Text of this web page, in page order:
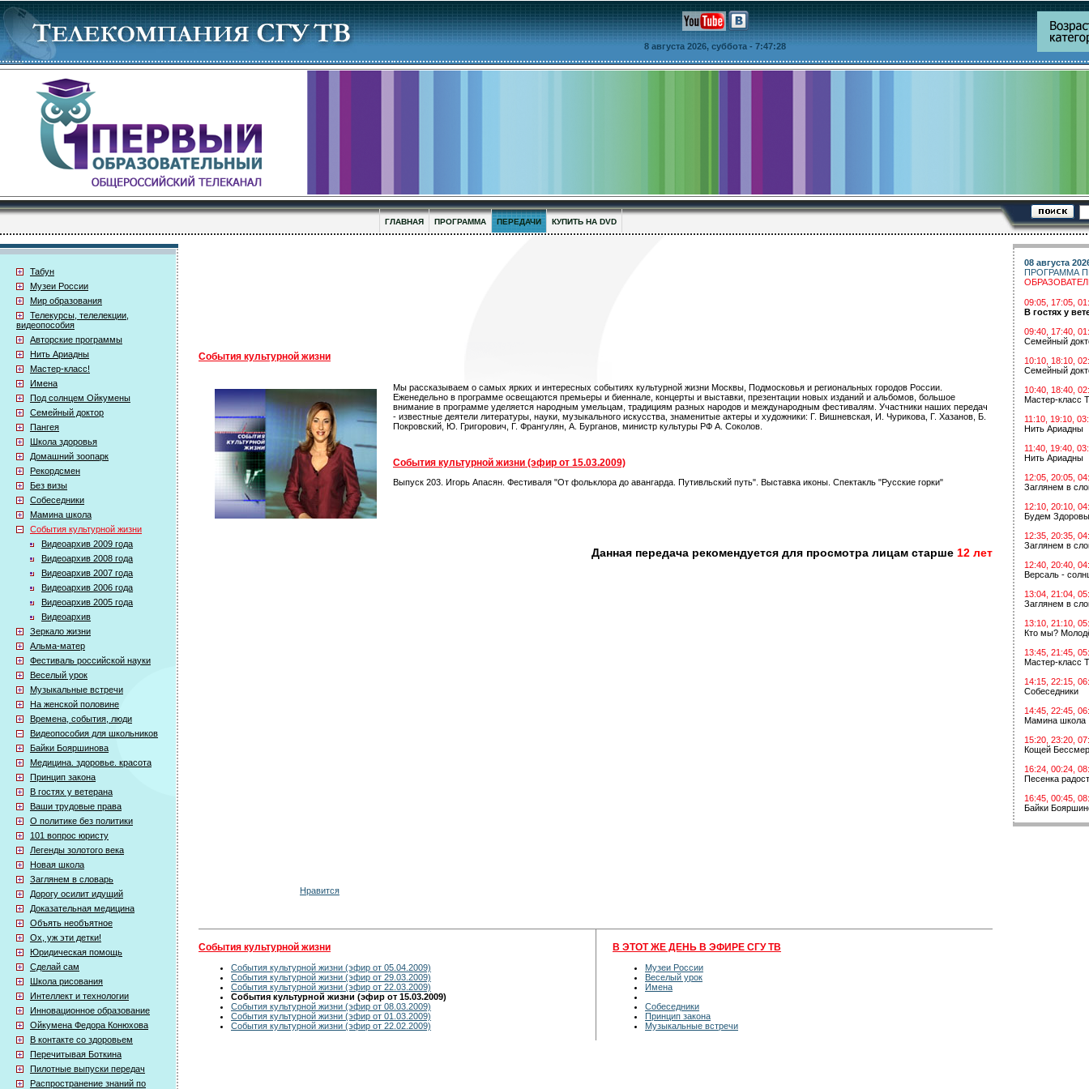
8 августа 2026, суббота - 7:47:28
ГЛАВНАЯ ПРОГРАММА ПЕРЕДАЧИ КУПИТЬ НА DVD
Табун
Музеи России
Мир образования
Телекурсы, телелекции,
видеопособия
Авторские программы
Нить Ариадны
Мастер-класс!
Имена
Под солнцем Ойкумены
Семейный доктор
Пангея
Школа здоровья
Домашний зоопарк
Рекордсмен
Без визы
Собеседники
Мамина школа
События культурной жизни
Видеоархив 2009 года
Видеоархив 2008 года
Видеоархив 2007 года
Видеоархив 2006 года
Видеоархив 2005 года
Видеоархив
Зеркало жизни
Альма-матер
Фестиваль российской науки
Веселый урок
Музыкальные встречи
На женской половине
Времена, события, люди
Видеопособия для школьников
Байки Бояршинова
Медицина. здоровье. красота
Принцип закона
В гостях у ветерана
Ваши трудовые права
О политике без политики
101 вопрос юристу
Легенды золотого века
Новая школа
Заглянем в словарь
Дорогу осилит идущий
Доказательная медицина
Объять необъятное
Ох, уж эти детки!
Юридическая помощь
Сделай сам
Школа рисования
Интеллект и технологии
Инновационное образование
Ойкумена Федора Конюхова
В контакте со здоровьем
Перечитывая Боткина
Пилотные выпуски передач
Распространение знаний по
События культурной жизни
Мы рассказываем о самых ярких и интересных событиях культурной жизни Москвы, Подмосковья и региональных городов России.
Еженедельно в программе освещаются премьеры и биеннале, концерты и выставки, презентации новых изданий и альбомов, большое
внимание в программе уделяется народным умельцам, традициям разных народов и международным фестивалям. Участники наших передач
- известные деятели литературы, науки, музыкального искусства, знаменитые актеры и художники: Г. Вишневская, И. Чурикова, Г. Хазанов, Б.
Покровский, Ю. Григорович, Г. Франгулян, А. Бурганов, министр культуры РФ А. Соколов.
События культурной жизни (эфир от 15.03.2009)
Выпуск 203. Игорь Апасян. Фестиваля "От фольклора до авангарда. Путивльский путь". Выставка иконы. Спектакль "Русские горки"
Данная передача рекомендуется для просмотра лицам старше 12 лет
Нравится
События культурной жизни
События культурной жизни (эфир от 05.04.2009)
События культурной жизни (эфир от 29.03.2009)
События культурной жизни (эфир от 22.03.2009)
События культурной жизни (эфир от 15.03.2009)
События культурной жизни (эфир от 08.03.2009)
События культурной жизни (эфир от 01.03.2009)
События культурной жизни (эфир от 22.02.2009)
В ЭТОТ ЖЕ ДЕНЬ В ЭФИРЕ СГУ ТВ
Музеи России
Веселый урок
Имена
Собеседники
Принцип закона
Музыкальные встречи
08 августа
ПРОГРАММА
09:05, 17:05,
В гостях у
09:40, 17:40,
Семейный
10:10, 18:10,
Семейный
10:40, 18:40,
Мастер-класс
11:10, 19:10,
Нить Ариадны
11:40, 19:40,
Нить Ариадны
12:05, 20:05,
Заглянем в
12:10, 20:10,
Будем
12:35, 20:35,
Заглянем в
12:40, 20:40,
Версаль -
13:04, 21:04,
Заглянем в
13:10, 21:10,
Кто мы?
13:45, 21:45,
Мастер-класс
14:15, 22:15,
Собеседники
14:45, 22:45,
Мамина школа
15:20, 23:20,
Кощей
16:24, 00:24,
Песенка
16:45, 00:45,
Байки